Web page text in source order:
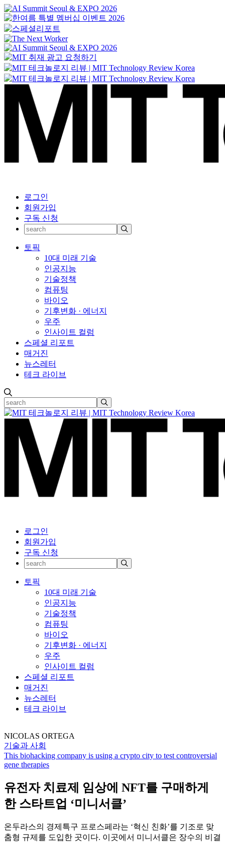
로그인
회원가입
구독 신청
토픽
10대 미래 기술
인공지능
기술정책
컴퓨팅
바이오
기후변화 · 에너지
우주
인사이트 컬럼
스페셜 리포트
매거진
뉴스레터
테크 라이브
로그인
회원가입
구독 신청
토픽
10대 미래 기술
인공지능
기술정책
컴퓨팅
바이오
기후변화 · 에너지
우주
인사이트 컬럼
스페셜 리포트
매거진
뉴스레터
테크 라이브
NICOLAS ORTEGA
기술과 사회
This biohacking company is using a crypto city to test controversial
gene therapies
유전자 치료제 임상에 NFT를 구매하게
한 스타트업 ‘미니서클’
온두라스의 경제특구 프로스페라는 ‘혁신 친화’를 기조로 맞
춤형 규제를 도입한 곳이다. 이곳에서 미니서클은 장수의 비결